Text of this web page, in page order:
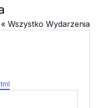
« Wszystko Wydarzenia